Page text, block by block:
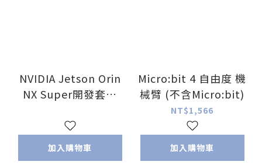
NVIDIA Jetson Orin
NX Super開發套件
加入購物車
Micro:bit 4 自由度 機
械臂 (不含Micro:bit)
NT$1,566
加入購物車